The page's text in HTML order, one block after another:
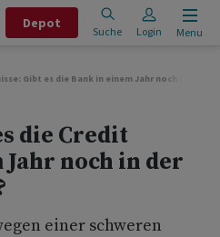
Depot
Suche Login Menu
Gibt es die Bank in einem Jahr noch in der
die Credit
Jahr noch in der
einer schweren